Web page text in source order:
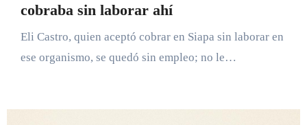
cobraba sin laborar ahí
Eli Castro, quien aceptó cobrar en Siapa sin laborar en
ese organismo, se quedó sin empleo; no le…